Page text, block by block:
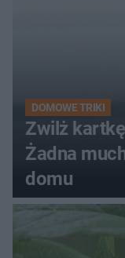
DOMOWE TRIKI
Zwilż
Żadna
domu